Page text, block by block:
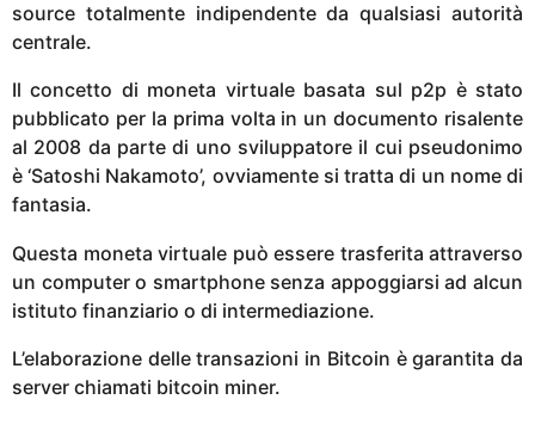
source totalmente indipendente da qualsiasi autorità
centrale.
Il concetto di moneta virtuale basata sul p2p è stato
pubblicato per la prima volta in un documento risalente
al 2008 da parte di uno sviluppatore il cui pseudonimo
è ‘Satoshi Nakamoto’, ovviamente si tratta di un nome di
fantasia.
Questa moneta virtuale può essere trasferita attraverso
un computer o smartphone senza appoggiarsi ad alcun
istituto finanziario o di intermediazione.
L’elaborazione delle transazioni in Bitcoin è garantita da
server chiamati bitcoin miner.